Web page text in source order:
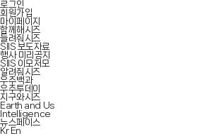
로그인
회원가입
마이페이지
함께해시즈
들려줘시즈
SIIS 보도자료
행사 미리공지
SIIS 이모저모
알려줘시즈
우주백과
우주투데이
지구와시즈
Earth and Us
Intelligence
뉴스페이스
Kr En